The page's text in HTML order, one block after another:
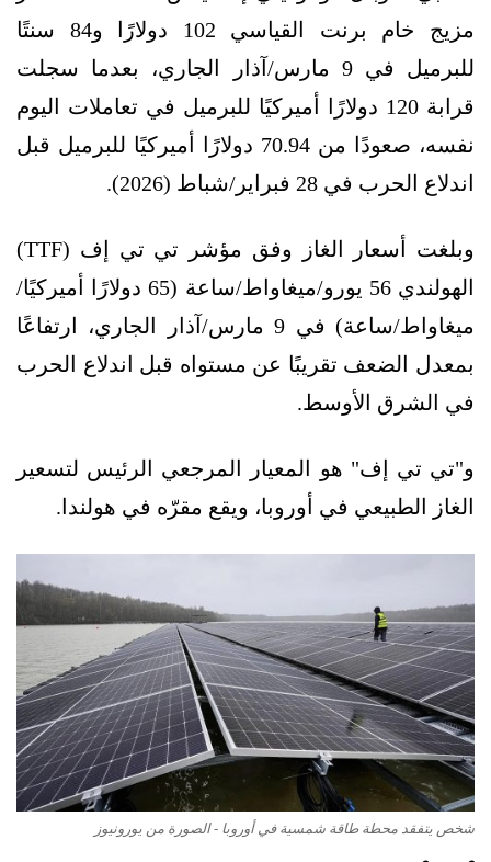
مزيج خام برنت القياسي 102 دولارًا و84 سنتًا
للبرميل في 9 مارس/آذار الجاري، بعدما سجلت
قرابة 120 دولارًا أميركيًا للبرميل في تعاملات اليوم
نفسه، صعودًا من 70.94 دولارًا أميركيًا للبرميل قبل
اندلاع الحرب في 28 فبراير/شباط (2026).
وبلغت أسعار الغاز وفق مؤشر تي تي إف (TTF)
الهولندي 56 يورو/ميغاواط/ساعة (65 دولارًا أميركيًا/
ميغاواط/ساعة) في 9 مارس/آذار الجاري، ارتفاعًا
بمعدل الضعف تقريبًا عن مستواه قبل اندلاع الحرب
في الشرق الأوسط.
و"تي تي إف" هو المعيار المرجعي الرئيس لتسعير
الغاز الطبيعي في أوروبا، ويقع مقرّه في هولندا.
شخص يتفقد محطة طاقة شمسية في أوروبا - الصورة من يورونيوز